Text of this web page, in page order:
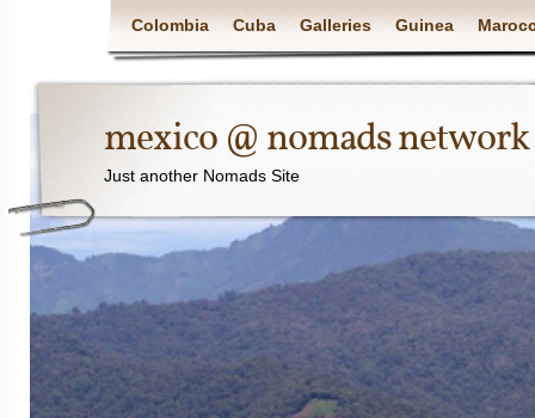
Colombia Cuba Galleries Guinea
mexico @ nomads network
Just another Nomads Site